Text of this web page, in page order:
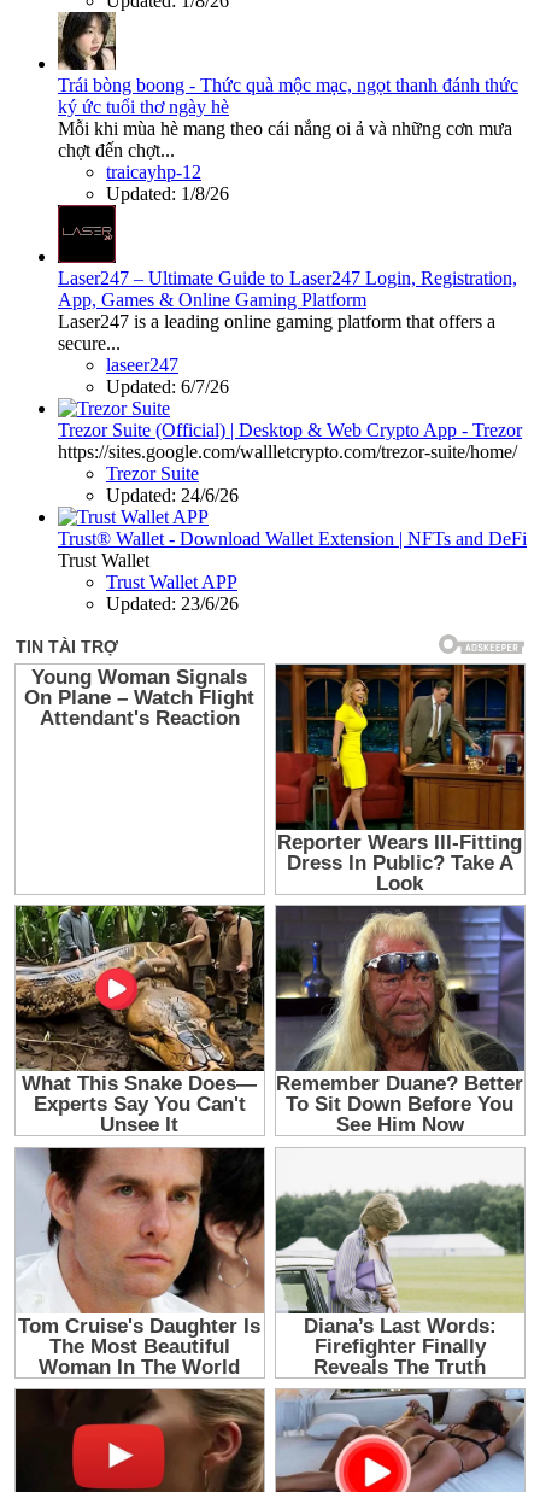
Trái bòng boong - Thức quà mộc mạc, ngọt thanh đánh thức
ký ức tuổi thơ ngày hè
Mỗi khi mùa hè mang theo cái nắng oi ả và những cơn mưa
chợt đến chợt...
traicayhp-12
Updated: 1/8/26
Laser247 – Ultimate Guide to Laser247 Login, Registration,
App, Games & Online Gaming Platform
Laser247 is a leading online gaming platform that offers a
secure...
laseer247
Updated: 6/7/26
Trezor Suite (Official) | Desktop & Web Crypto App - Trezor
https://sites.google.com/wallletcrypto.com/trezor-suite/home/
Trezor Suite
Updated: 24/6/26
Trust® Wallet - Download Wallet Extension | NFTs and DeFi
Trust Wallet
Trust Wallet APP
Updated: 23/6/26